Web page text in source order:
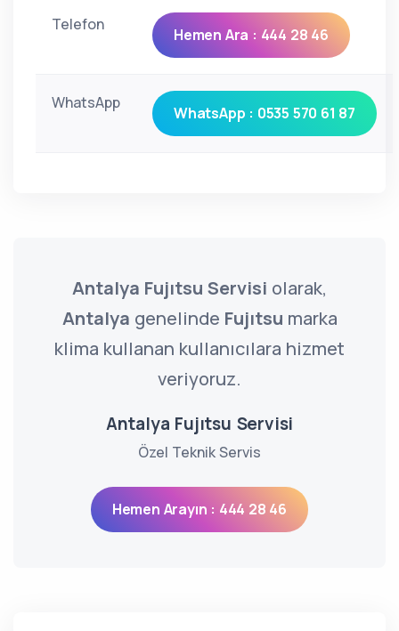
Telefon
Hemen Ara : 444 28 46
WhatsApp
WhatsApp : 0535 570 61 87
Antalya Fujıtsu Servisi olarak,
Antalya genelinde Fujıtsu marka
klima kullanan kullanıcılara hizmet
veriyoruz.
Antalya Fujıtsu Servisi
Özel Teknik Servis
Hemen Arayın : 444 28 46